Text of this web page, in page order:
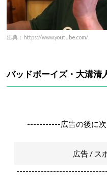
出典：https://www.youtube.com/
バッドボーイズ・大溝清
-----------広告の後に
広告 / ス